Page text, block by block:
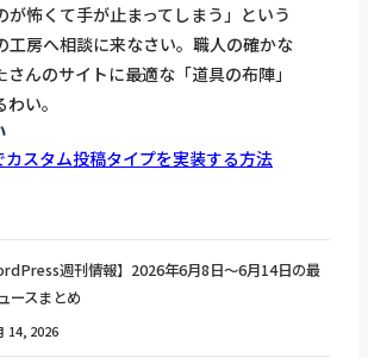
が怖くて手が止まってしまう」という
工房へ相談に来なさい。職人の確かな
さんのサイトに最適な「道具の布陣」
い。
スタム投稿タイプを実装する方法
週刊情報】2026年6月8日〜6月14日の最
ースまとめ
14, 2026